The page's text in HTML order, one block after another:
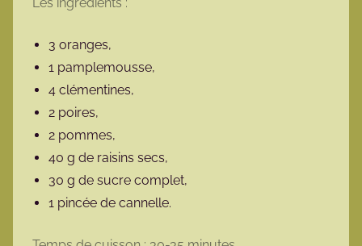
3 oranges,
1 pamplemousse,
4 clémentines,
2 poires,
2 pommes,
40 g de raisins secs,
30 g de sucre complet,
1 pincée de cannelle.